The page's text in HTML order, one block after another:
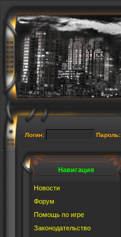
Логин: Пароль:
Навигация
Новости
Форум
Помощь по игре
Законодательство